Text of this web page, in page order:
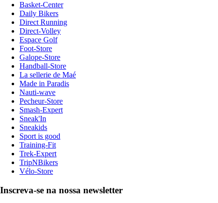
Basket-Center
Daily Bikers
Direct Running
Direct-Volley
Espace Golf
Foot-Store
Galope-Store
Handball-Store
La sellerie de Maé
Made in Paradis
Nauti-wave
Pecheur-Store
Smash-Expert
Sneak'In
Sneakids
Sport is good
Training-Fit
Trek-Expert
TripNBikers
Vélo-Store
Inscreva-se na nossa newsletter